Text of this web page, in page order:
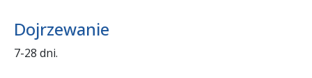
Dojrzewanie
7-28 dni.